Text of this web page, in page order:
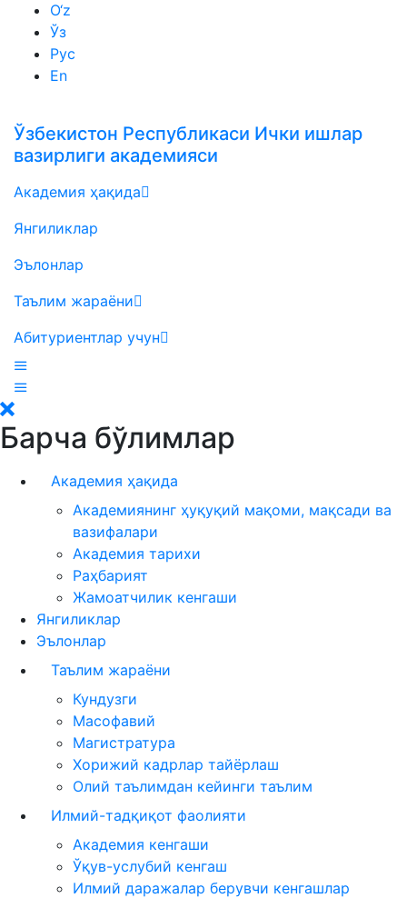
O‘z
Ўз
Рус
En
Ўзбекистон Республикаси Ички ишлар
вазирлиги академияси
Академия ҳақида
Янгиликлар
Эълонлар
Таълим жараёни
Абитуриентлар учун
Барча бўлимлар
Академия ҳақида
Академиянинг ҳуқуқий мақоми, мақсади ва
вазифалари
Академия тарихи
Раҳбарият
Жамоатчилик кенгаши
Янгиликлар
Эълонлар
Таълим жараёни
Кундузги
Масофавий
Магистратура
Хорижий кадрлар тайёрлаш
Олий таълимдан кейинги таълим
Илмий-тадқиқот фаолияти
Академия кенгаши
Ўқув-услубий кенгаш
Илмий даражалар берувчи кенгашлар